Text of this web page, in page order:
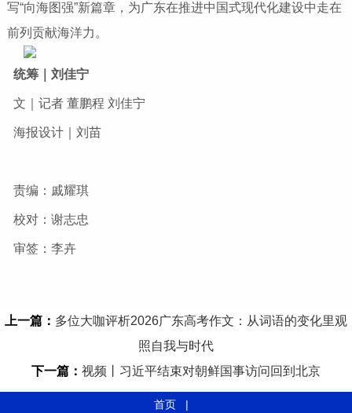
写“向海图强”新篇章，为广东在推进中国式现代化建设中走在
前列贡献海洋力。
统筹｜刘佳宁
文｜记者 董鹏程 刘佳宁
海报设计｜刘苗
责编：戚耀琪
校对：谢志忠
审签：李卉
上一篇： 多位大咖评析2026广东高考作文：从词语的变化里观
照自我与时代
下一篇： 视频丨习近平结束对朝鲜国事访问回到北京
首页 |